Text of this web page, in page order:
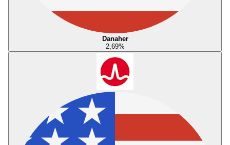
Danaher
2,69%